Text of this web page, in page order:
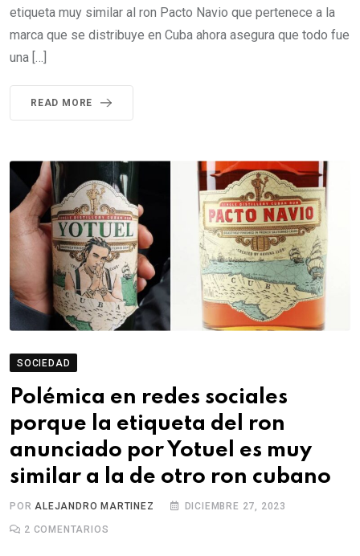
etiqueta muy similar al ron Pacto Navio que pertenece a la
marca que se distribuye en Cuba ahora asegura que todo fue
una […]
READ MORE
SOCIEDAD
Polémica en redes sociales
porque la etiqueta del ron
anunciado por Yotuel es muy
similar a la de otro ron cubano
PORALEJANDRO MARTINEZ DICIEMBRE 27, 2023
2 COMENTARIOS